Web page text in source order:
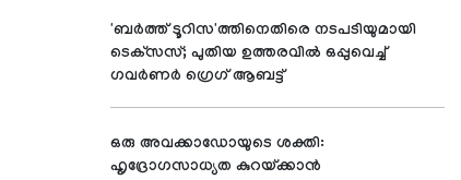
'ബര്‍ത്ത് ടൂറിസ'ത്തിനെതിരെ നടപടിയുമായി
ടെക്‌സസ്; പുതിയ ഉത്തരവില്‍ ഒപ്പുവെച്ച്
ഗവര്‍ണര്‍ ഗ്രെഗ് ആബട്ട്
ഒരു അവക്കാഡോയുടെ ശക്തി:
ഹൃദ്രോഗസാധ്യത കുറയ്ക്കാന്‍